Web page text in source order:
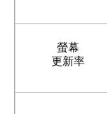
螢幕
更新率